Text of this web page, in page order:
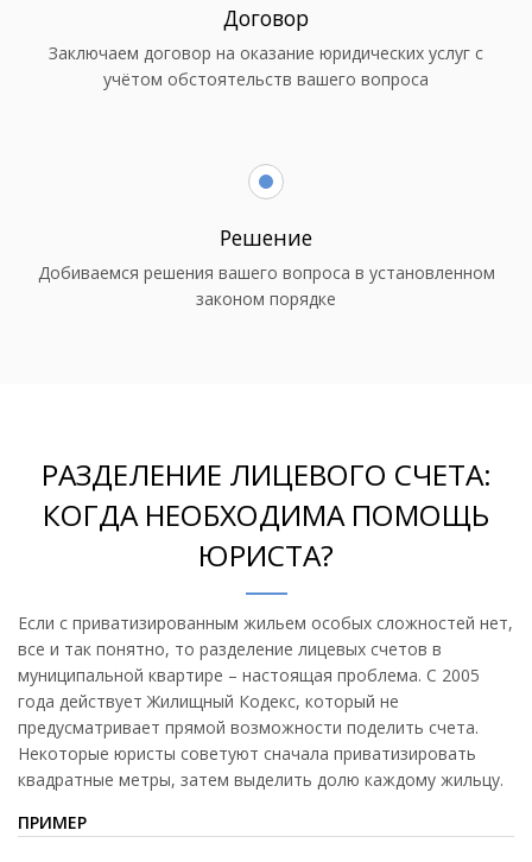
Договор
Заключаем договор на оказание юридических услуг с
учётом обстоятельств вашего вопроса
Решение
Добиваемся решения вашего вопроса в установленном
законом порядке
РАЗДЕЛЕНИЕ ЛИЦЕВОГО СЧЕТА:
КОГДА НЕОБХОДИМА ПОМОЩЬ
ЮРИСТА?
Если с приватизированным жильем особых сложностей нет,
все и так понятно, то разделение лицевых счетов в
муниципальной квартире – настоящая проблема. С 2005
года действует Жилищный Кодекс, который не
предусматривает прямой возможности поделить счета.
Некоторые юристы советуют сначала приватизировать
квадратные метры, затем выделить долю каждому жильцу.
ПРИМЕР